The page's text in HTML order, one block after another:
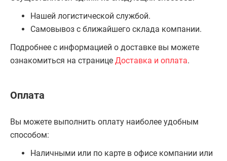
Нашей логистической службой.
Самовывоз с ближайшего склада компании.
Подробнее с информацией о доставке вы можете
ознакомиться на странице Доставка и оплата.
Оплата
Вы можете выполнить оплату наиболее удобным
способом:
Наличными или по карте в офисе компании или